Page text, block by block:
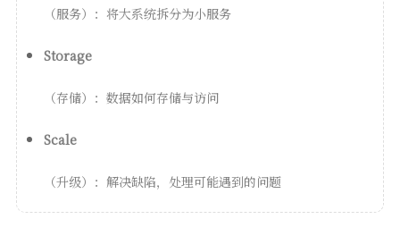
（服务）：将大系统拆分为小服务
Storage
（存储）：数据如何存储与访问
Scale
（升级）：解决缺陷，处理可能遇到的问题